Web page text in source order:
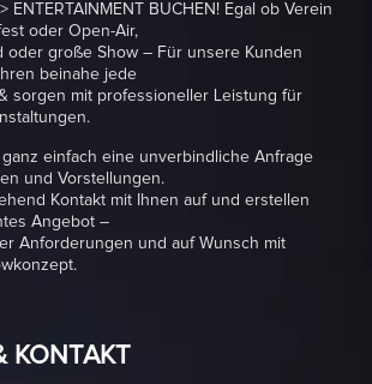
ENTERTAINMENT BUCHEN! Egal ob Verein
oder Open-Air,
oder große Show – Für unsere Kunden
beinahe jede
sorgen mit professioneller Leistung für
einfach eine unverbindliche Anfrage
und Vorstellungen.
Kontakt mit Ihnen auf und erstellen
Angebot –
Anforderungen und auf Wunsch mit
KONTAKT